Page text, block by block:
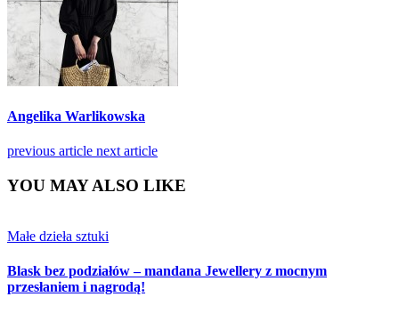
Angelika Warlikowska
previous article next article
YOU MAY ALSO LIKE
Małe dzieła sztuki
Blask bez podziałów – mandana Jewellery z mocnym
przesłaniem i nagrodą!